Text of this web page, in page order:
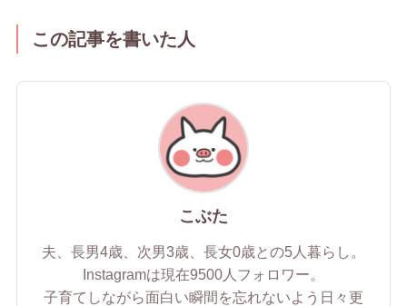
この記事を書いた人
こぶた
夫、長男4歳、次男3歳、長女0歳との5人暮らし。
Instagramは現在9500人フォロワー。
子育てしながら面白い瞬間を忘れないよう日々更